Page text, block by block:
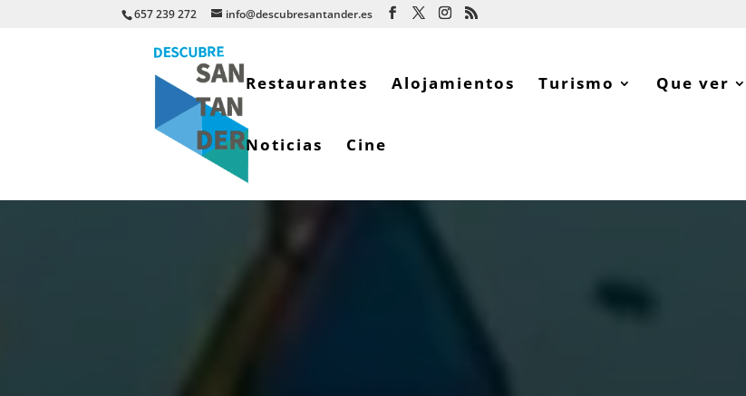
657 239 272 info@descubresantander.es
Restaurantes Alojamientos Turismo Que ver
Noticias Cine